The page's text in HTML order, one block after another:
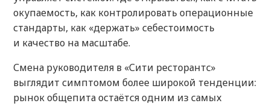
окупаемость, как контролировать операционные
стандарты, как «держать» себестоимость
и качество на масштабе.
Смена руководителя в «Сити ресторантс»
выглядит симптомом более широкой тенденции:
рынок общепита остаётся одним из самых